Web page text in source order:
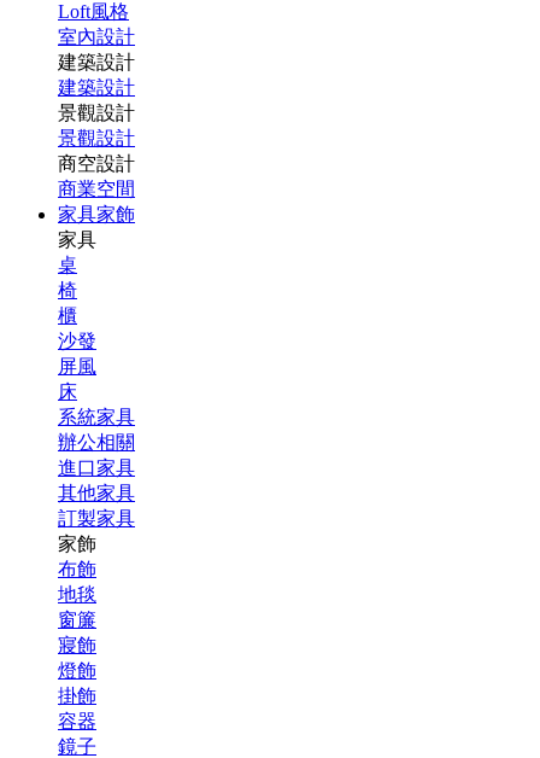
Loft風格
室內設計
建築設計
建築設計
景觀設計
景觀設計
商空設計
商業空間
家具家飾
家具
桌
椅
櫃
沙發
屏風
床
系統家具
辦公相關
進口家具
其他家具
訂製家具
家飾
布飾
地毯
窗簾
寢飾
燈飾
掛飾
容器
鏡子